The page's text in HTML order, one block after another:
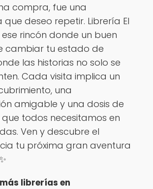
compra, fue una
que deseo repetir. Librería El
rincón donde un buen
cambiar tu estado de
las historias no solo se
Cada visita implica un
una
amigable y una dosis de
todos necesitamos en
Ven y descubre el
tu próxima gran aventura
librerías en